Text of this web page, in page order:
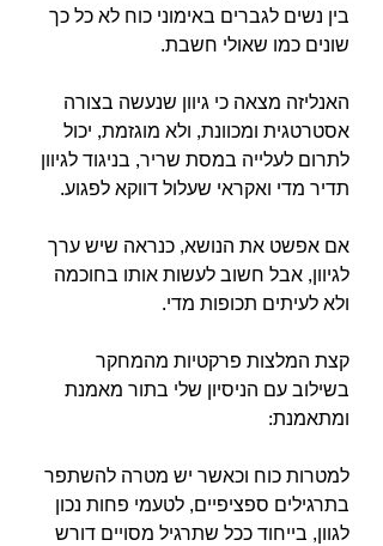
בין נשים לגברים באימוני כוח לא כל כך
שונים כמו שאולי חשבת.⁣
האנליזה מצאה כי גיוון שנעשה בצורה
אסטרטגית ומכוונת, ולא מוגזמת, יכול
לתרום לעלייה במסת שריר, בניגוד לגיוון
תדיר מדי ואקראי שעלול דווקא לפגוע.⁣
אם אפשט את הנושא, כנראה שיש ערך
לגיוון, אבל חשוב לעשות אותו בחוכמה
ולא לעיתים תכופות מדי.⁣
קצת המלצות פרקטיות מהמחקר
בשילוב עם הניסיון שלי בתור מאמנת
ומתאמנת:⁣
למטרות כוח וכאשר יש מטרה להשתפר
בתרגילים ספציפיים, לטעמי פחות נכון
לגוון, בייחוד ככל שתרגיל מסויים דורש